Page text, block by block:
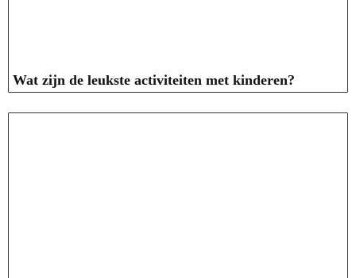
Wat zijn de leukste activiteiten met kinderen?